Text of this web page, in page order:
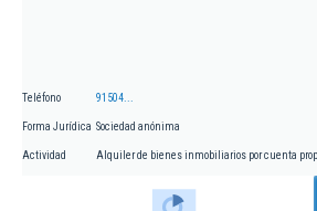
Teléfono 91504...
Forma Jurídica Sociedad anónima
Actividad Alquiler de bienes inmobiliarios por cuenta